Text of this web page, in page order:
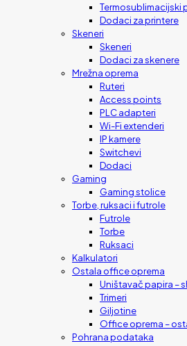
Termosublimacijski
Dodaci za printere
Skeneri
Skeneri
Dodaci za skenere
Mrežna oprema
Ruteri
Access points
PLC adapteri
Wi-Fi extenderi
IP kamere
Switchevi
Dodaci
Gaming
Gaming stolice
Torbe, ruksaci i futrole
Futrole
Torbe
Ruksaci
Kalkulatori
Ostala office oprema
Uništavač papira –
Trimeri
Giljotine
Office oprema –
Pohrana podataka